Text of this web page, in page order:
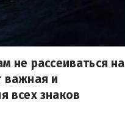
не рассеиваться на
важная и
всех знаков